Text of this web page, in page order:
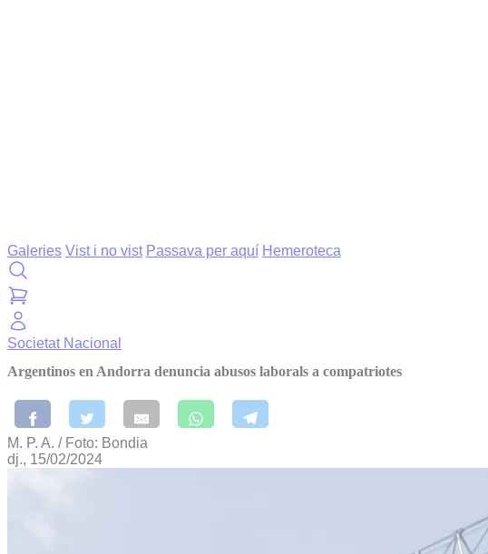
Galeries Vist i no vist Passava per aquí Hemeroteca
Societat Nacional
Argentinos en Andorra denuncia abusos laborals a compatriotes
M. P. A. / Foto: Bondia
dj., 15/02/2024